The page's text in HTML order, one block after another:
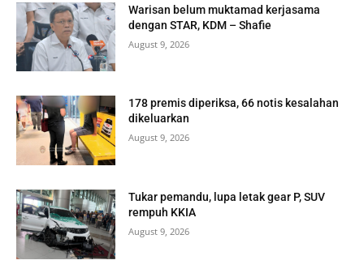
Warisan belum muktamad kerjasama
dengan STAR, KDM – Shafie
August 9, 2026
178 premis diperiksa, 66 notis kesalahan
dikeluarkan
August 9, 2026
Tukar pemandu, lupa letak gear P, SUV
rempuh KKIA
August 9, 2026